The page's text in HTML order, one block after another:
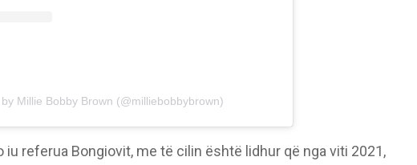
Millie Bobby Brown (@milliebobbybrown)
iu referua Bongiovit, me të cilin është lidhur që nga viti 2021,